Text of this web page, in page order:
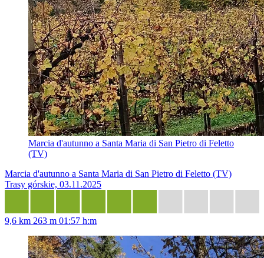
Marcia d'autunno a Santa Maria di San Pietro di Feletto
(TV)
Marcia d'autunno a Santa Maria di San Pietro di Feletto (TV)
Trasy górskie, 03.11.2025
9,6 km 263 m 01:57 h:m